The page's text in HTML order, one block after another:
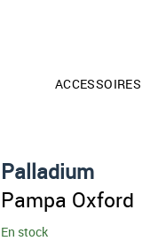
ACCESSOIRES
Palladium
Pampa Oxford
En stock